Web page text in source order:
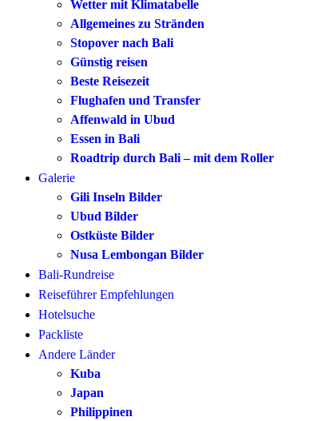
Wetter mit Klimatabelle
Allgemeines zu Stränden
Stopover nach Bali
Günstig reisen
Beste Reisezeit
Flughafen und Transfer
Affenwald in Ubud
Essen in Bali
Roadtrip durch Bali – mit dem Roller
Galerie
Gili Inseln Bilder
Ubud Bilder
Ostküste Bilder
Nusa Lembongan Bilder
Bali-Rundreise
Reiseführer Empfehlungen
Hotelsuche
Packliste
Andere Länder
Kuba
Japan
Philippinen